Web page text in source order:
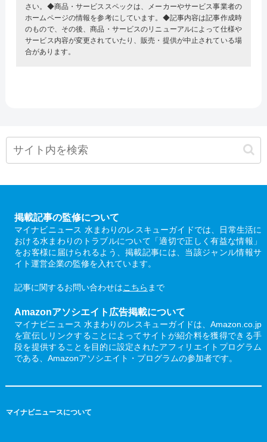
さい。◆商品・サービススペックは、メーカーやサービス事業者の
ホームページの情報を参考にしています。◆記事内容は記事作成時
のもので、その後、商品・サービスのリニューアルによって仕様や
サービス内容が変更されていたり、販売・提供が中止されている場
合があります。
掲載記事の監修について
マイナビニュース 水まわりのレスキューガイドでは、日常生活に
おける水まわりのトラブルについて「適切で正しく有益な情報」
をお客様に届けられるよう、掲載記事には、当該ジャンル情報サ
イト運営企業の監修を入れています。
記事に関するお問い合わせはこちら まで
Amazonアソシエイト広告掲載について
マイナビニュース 水まわりのレスキューガイドは、Amazon.co.jp
を宣伝しリンクすることによってサイトが紹介料を獲得できる手
段を提供することを目的に設定されたアフィリエイトプログラム
である、Amazonアソシエイト・プログラムの参加者です。
マイナビニュースについて